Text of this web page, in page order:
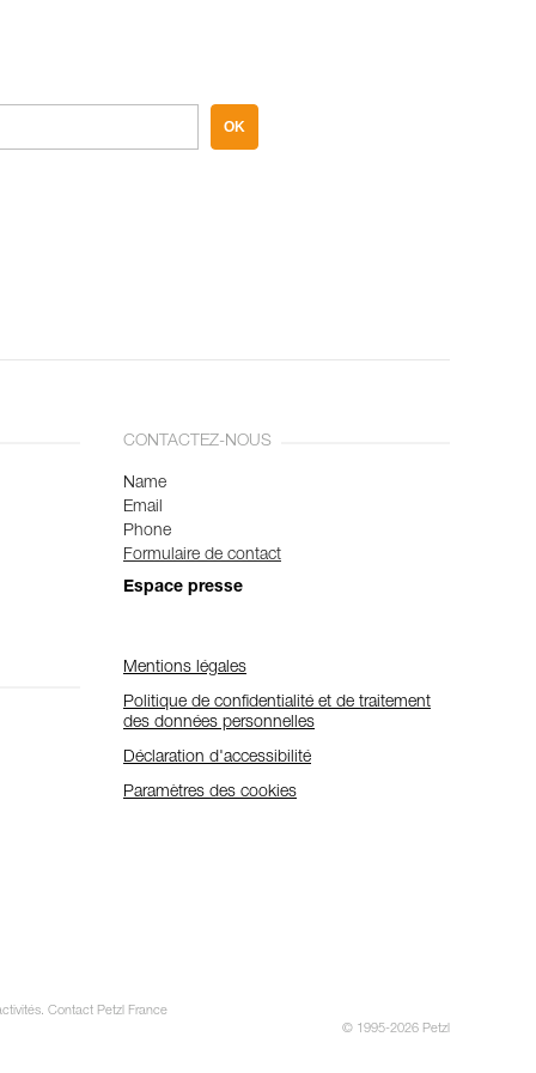
OK
CONTACTEZ-NOUS
Name
Email
Phone
Formulaire de contact
Espace presse
Mentions légales
Politique de confidentialité et de traitement
des données personnelles
Déclaration d'accessibilité
Paramètres des cookies
Contact Petzl France
© 1995-2026 Petzl